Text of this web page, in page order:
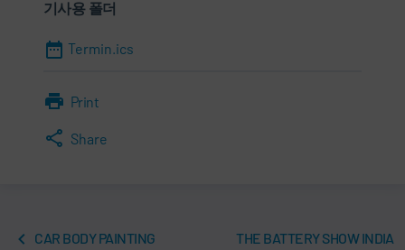
기사용 폴더
Termin.ics
Print
Share
CAR BODY PAINTING
THE BATTERY SHOW INDIA